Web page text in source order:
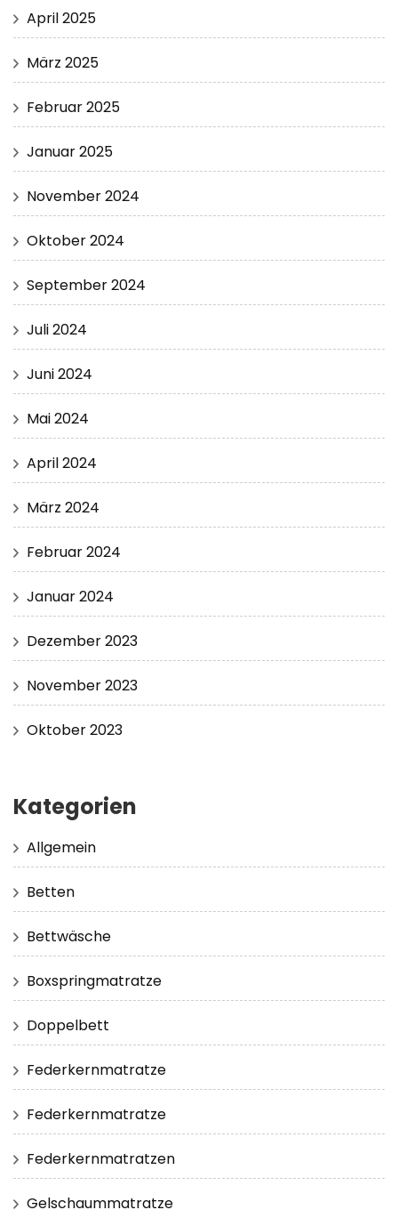
April 2025
März 2025
Februar 2025
Januar 2025
November 2024
Oktober 2024
September 2024
Juli 2024
Juni 2024
Mai 2024
April 2024
März 2024
Februar 2024
Januar 2024
Dezember 2023
November 2023
Oktober 2023
Kategorien
Allgemein
Betten
Bettwäsche
Boxspringmatratze
Doppelbett
Federkernmatratze
Federkernmatratze
Federkernmatratzen
Gelschaummatratze